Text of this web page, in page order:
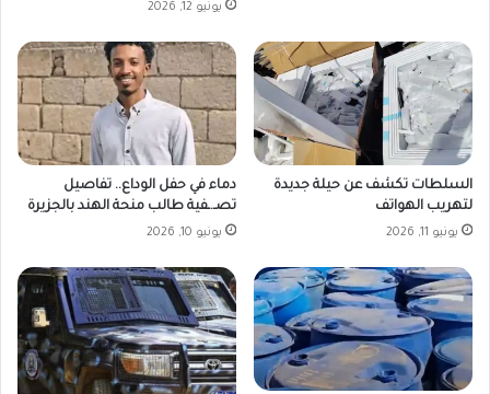
يونيو 12, 2026
السلطات تكشف عن حيلة جديدة
لتهريب الهواتف
يونيو 11, 2026
دماء في حفل الوداع.. تفاصيل
تصـ.ـفية طالب منحة الهند بالجزيرة
يونيو 10, 2026